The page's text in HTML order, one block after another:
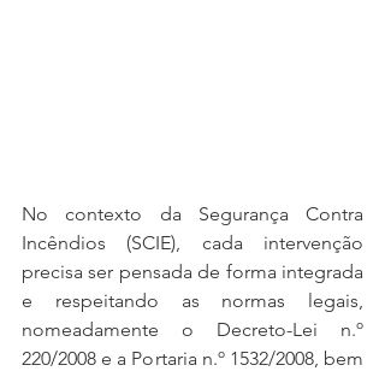
No contexto da Segurança Contra
Incêndios (SCIE), cada intervenção
precisa ser pensada de forma integrada
e respeitando as normas legais,
nomeadamente o Decreto-Lei n.º
220/2008 e a Portaria n.º 1532/2008, bem